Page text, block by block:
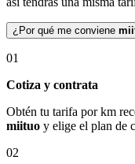
¿Por qué me conviene
01
Cotiza y contrata
Obtén tu tarifa por km
miituo y elige el plan de
02